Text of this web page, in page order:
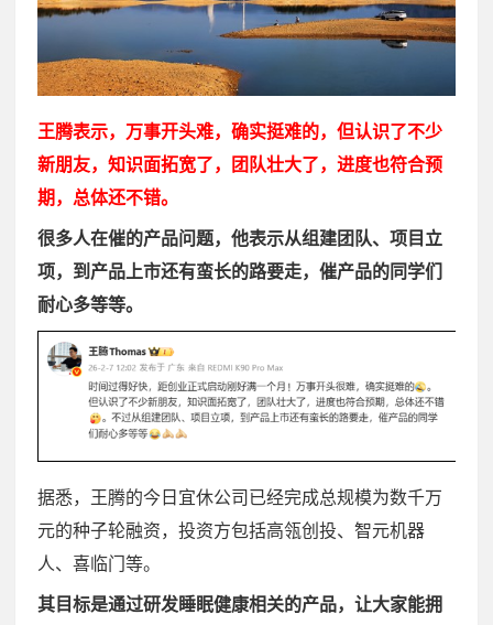
王腾表示，万事开头难，确实挺难的，但认识了不少
新朋友，知识面拓宽了，团队壮大了，进度也符合预
期，总体还不错。
很多人在催的产品问题，他表示从组建团队、项目立
项，到产品上市还有蛮长的路要走，催产品的同学们
耐心多等等。
据悉，王腾的今日宜休公司已经完成总规模为数千万
元的种子轮融资，投资方包括高瓴创投、智元机器
人、喜临门等。
其目标是通过研发睡眠健康相关的产品，让大家能拥